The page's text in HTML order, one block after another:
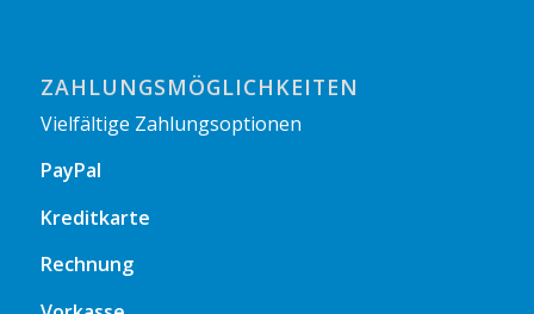
ZAHLUNGSMÖGLICHKEITEN
Vielfältige Zahlungsoptionen
PayPal
Kreditkarte
Rechnung